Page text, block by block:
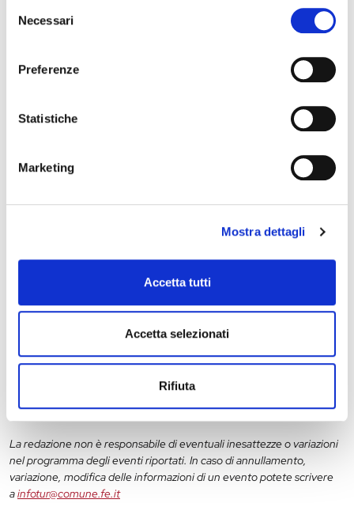
delNecessari
Preferenze
Statistiche
Marketing
Mostra dettagli
Accetta tutti
Accetta selezionati
Rifiuta
Stagione Concertistica – Odhecaton – Palazzo
Schifanoia
12 13 14
La redazione non è responsabile di eventuali inesattezze o variazioni
nel programma degli eventi riportati. In caso di annullamento,
variazione, modifica delle informazioni di un evento potete scrivere
ainfotur@comune.fe.it